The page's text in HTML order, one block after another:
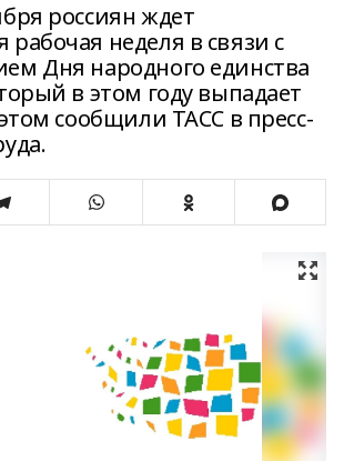
россиян ждет
рабочая неделя в связи с
Дня народного единства
в этом году выпадает
сообщили ТАСС в пресс-